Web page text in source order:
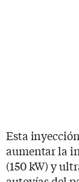
Esta
aumentar la
(150 kW) y